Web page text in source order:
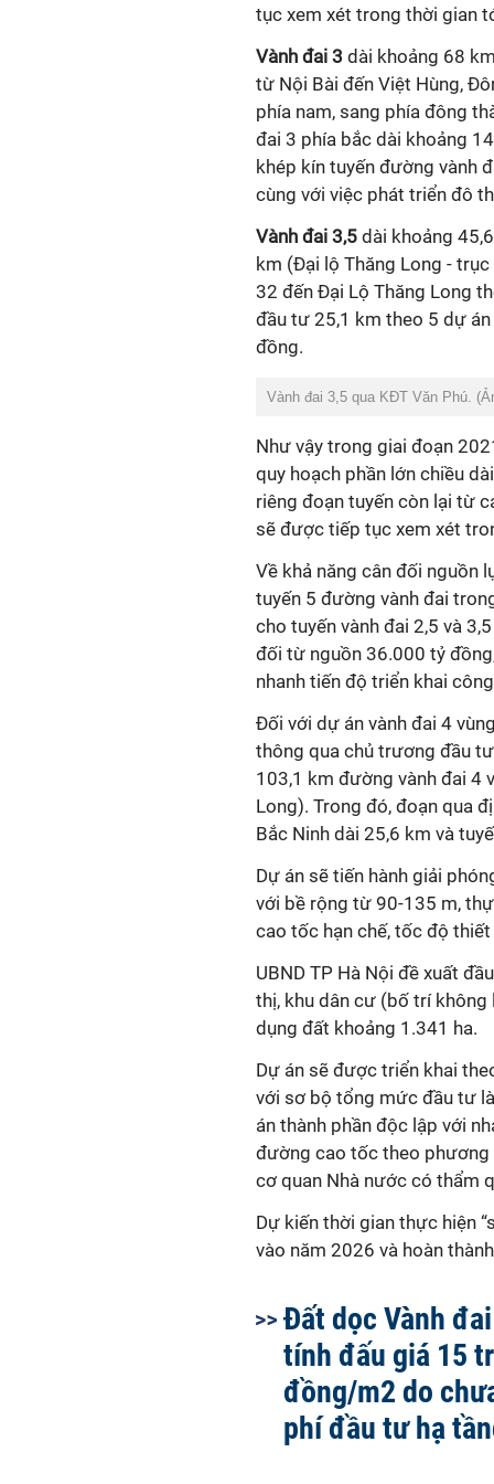
tục xem xét trong thời gian
Vành đai 3 dài khoảng 68
từ Nội Bài đến Việt Hùng,
phía nam, sang phía đông
đai 3 phía bắc dài khoảng
khép kín tuyến đường vành
cùng với việc phát triển đô
Vành đai 3,5 dài khoảng
km (Đại lộ Thăng Long -
32 đến Đại Lộ Thăng Long
đầu tư 25,1 km theo 5 dự
đồng.
Vành đai 3,5 qua KĐT Văn Phú.
Như vậy trong giai đoạn
quy hoạch phần lớn chiều
riêng đoạn tuyến còn lại từ
sẽ được tiếp tục xem xét
Về khả năng cân đối nguồn
tuyến 5 đường vành đai
cho tuyến vành đai 2,5 và
đối từ nguồn 36.000 tỷ
nhanh tiến độ triển khai
Đối với dự án vành đai 4
thông qua chủ trương đầu
103,1 km đường vành đai 4
Long). Trong đó, đoạn qua
Bắc Ninh dài 25,6 km và
Dự án sẽ tiến hành giải
với bề rộng từ 90-135 m,
cao tốc hạn chế, tốc độ
UBND TP Hà Nội đề xuất
thị, khu dân cư (bố trí
dụng đất khoảng 1.341 ha.
Dự án sẽ được triển khai
với sơ bộ tổng mức đầu tư
án thành phần độc lập với
đường cao tốc theo phương
cơ quan Nhà nước có thẩm
Dự kiến thời gian thực hiện
vào năm 2026 và hoàn
Đất dọc Vành
tính đấu giá 15
đồng/m2 do
phí đầu tư hạ